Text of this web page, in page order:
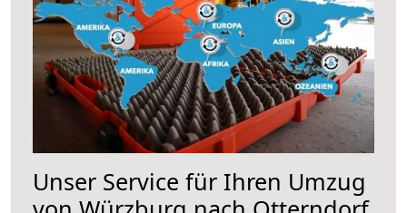
Unser Service für Ihren Umzug